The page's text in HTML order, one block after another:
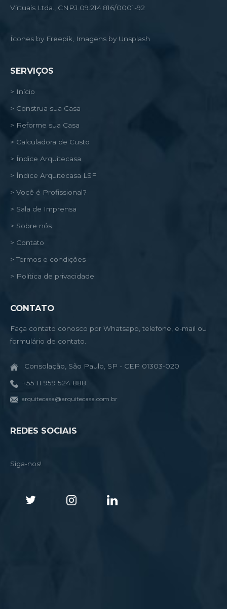
Virtuais Ltda., CNPJ 09.214.816/0001-92
Ícones by Freepik, Imagens by Unsplash
SERVIÇOS
> Início
> Construa sua Casa
> Reforme sua Casa
> Calculadora de Custo
> Índice Arquitecasa
> Índice Arquitecasa LSF
> Você é Profissional?
> Sala de Imprensa
> Sobre nós
> Contato
> Termos e condições
> Política de privacidade
CONTATO
Faça contato conosco por Whatsapp, telefone, e-mail ou
formulário de contato.
Consolação, São Paulo, SP - CEP 01303-020
+55 11 959 524 888
arquitecasa@arquitecasa.com.br
REDES SOCIAIS
Siga-nos!